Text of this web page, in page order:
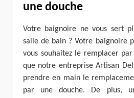
une douche
Votre baignoire ne vous sert
salle de bain ? Votre baignoire
vous souhaitez le remplacer par
que notre entreprise Artisan
prendre en main le
par une douche. De plus,